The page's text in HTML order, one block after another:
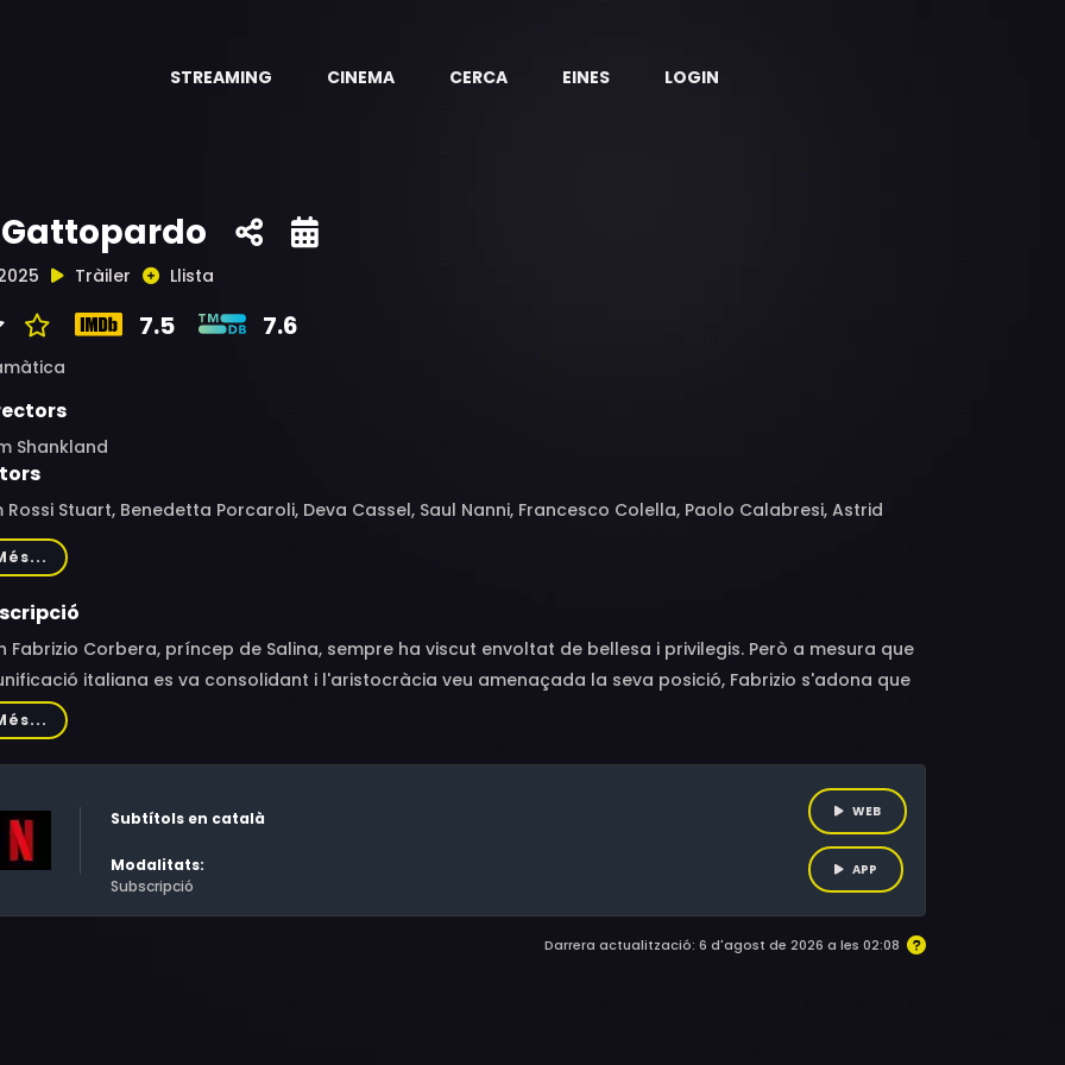
STREAMING CINEMA CERCA EINES LOGIN
Tràiler Llista
7.5 7.6
Shankland
Rossi Stuart, Benedetta Porcaroli, Deva Cassel, Saul Nanni, Francesco Colella, Paolo Calabresi, Astrid
Greta Esposito
Fabrizio Corbera, príncep de Salina, sempre ha viscut envoltat de bellesa i privilegis. Però a mesura que
italiana es va consolidant i l'aristocràcia veu amenaçada la seva posició, Fabrizio s'adona que
de la família corre perill. Per evitar-ho, ha de forjar noves aliances que posaran a prova tots els
principis.
Subtítols en català
Modalitats:
Subscripció
WEB
APP
Darrera actualització: 6 d'agost de 2026 a les 02:08